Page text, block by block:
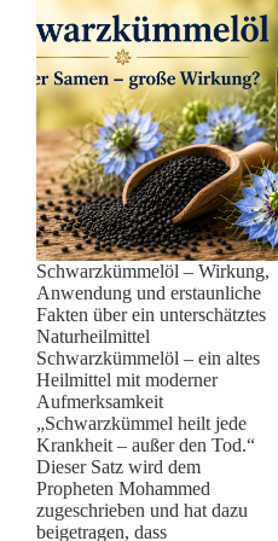
Schwarzkümmelöl – Wirkung,
Anwendung und erstaunliche
Fakten über ein unterschätztes
Naturheilmittel
Schwarzkümmelöl – ein altes
Heilmittel mit moderner
Aufmerksamkeit
„Schwarzkümmel heilt jede
Krankheit – außer den Tod.“
Dieser Satz wird dem
Propheten Mohammed
zugeschrieben und hat dazu
beigetragen, dass